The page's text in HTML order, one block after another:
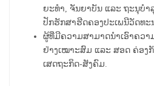
ຍະທຳ, ຈັນຍາບັນ ແລະ ຖະນຸບຳ
ປັກຮັກສາຮີດຄອງປະເພນີວັດທະ
ຜູ້ທີ່ມີຄວາມສາມາດນຳເອົາຄວາ
ຢ່າງເໝາະສົມ ແລະ ສອດ ຄ່ອງ
ເສດຖະກິດ-ສັງຄົມ.